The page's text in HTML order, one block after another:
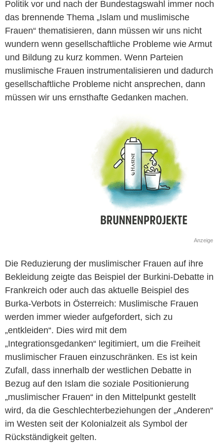
Politik vor und nach der Bundestagswahl immer noch
das brennende Thema „Islam und muslimische
Frauen“ thematisieren, dann müssen wir uns nicht
wundern wenn gesellschaftliche Probleme wie Armut
und Bildung zu kurz kommen. Wenn Parteien
muslimische Frauen instrumentalisieren und dadurch
gesellschaftliche Probleme nicht ansprechen, dann
müssen wir uns ernsthafte Gedanken machen.
Anzeige
Die Reduzierung der muslimischer Frauen auf ihre
Bekleidung zeigte das Beispiel der Burkini-Debatte in
Frankreich oder auch das aktuelle Beispiel des
Burka-Verbots in Österreich: Muslimische Frauen
werden immer wieder aufgefordert, sich zu
„entkleiden“. Dies wird mit dem
„Integrationsgedanken“ legitimiert, um die Freiheit
muslimischer Frauen einzuschränken. Es ist kein
Zufall, dass innerhalb der westlichen Debatte in
Bezug auf den Islam die soziale Positionierung
„muslimischer Frauen“ in den Mittelpunkt gestellt
wird, da die Geschlechterbeziehungen der „Anderen“
im Westen seit der Kolonialzeit als Symbol der
Rückständigkeit gelten.